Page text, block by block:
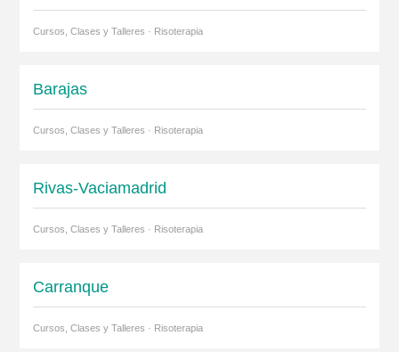
Cursos, Clases y Talleres · Risoterapia
Barajas
Cursos, Clases y Talleres · Risoterapia
Rivas-Vaciamadrid
Cursos, Clases y Talleres · Risoterapia
Carranque
Cursos, Clases y Talleres · Risoterapia